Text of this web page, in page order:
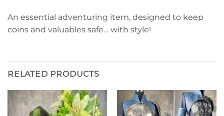
An essential adventuring item, designed to keep
coins and valuables safe… with style!
RELATED PRODUCTS